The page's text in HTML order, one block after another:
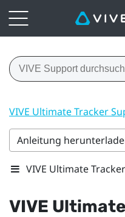
VIVE Ultimate Tracker
Anleitung
VIVE Ultimate
VIVE